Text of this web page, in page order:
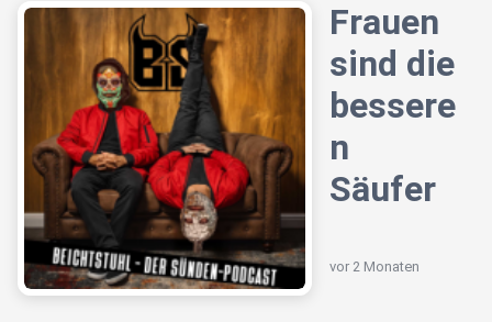
Frauen
sind die
bessere
n
Säufer
vor 2 Monaten